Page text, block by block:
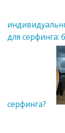
для
серфинга?